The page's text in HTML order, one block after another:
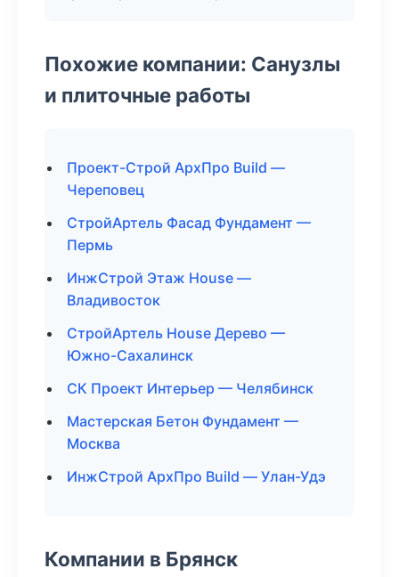
Похожие компании: Санузлы
и плиточные работы
Проект-Строй АрхПро Build —
Череповец
СтройАртель Фасад Фундамент —
Пермь
ИнжСтрой Этаж House —
Владивосток
СтройАртель House Дерево —
Южно-Сахалинск
СК Проект Интерьер — Челябинск
Мастерская Бетон Фундамент —
Москва
ИнжСтрой АрхПро Build — Улан-Удэ
Компании в Брянск